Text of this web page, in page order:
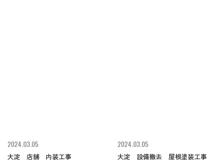
2024.03.05
大淀 店舗 内装工事
2024.03.05
大淀 設備撤去 屋根塗装工事